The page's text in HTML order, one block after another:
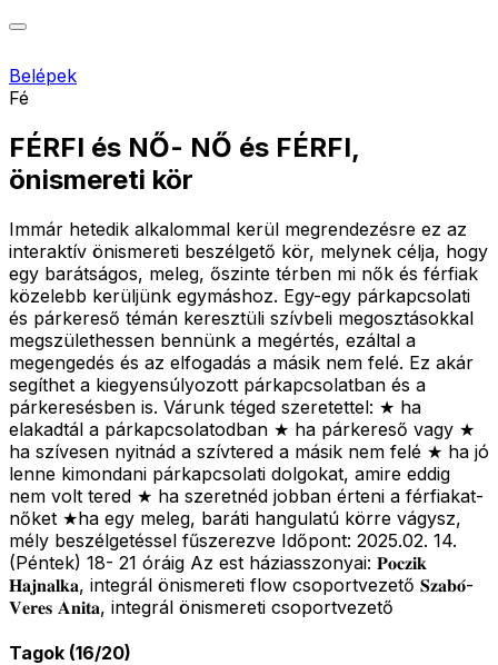
Belépek
Fé
FÉRFI és NŐ- NŐ és FÉRFI,
önismereti kör
Immár hetedik alkalommal kerül megrendezésre ez az
interaktív önismereti beszélgető kör, melynek célja, hogy
egy barátságos, meleg, őszinte térben mi nők és férfiak
közelebb kerüljünk egymáshoz. Egy-egy párkapcsolati
és párkereső témán keresztüli szívbeli megosztásokkal
megszülethessen bennünk a megértés, ezáltal a
megengedés és az elfogadás a másik nem felé. Ez akár
segíthet a kiegyensúlyozott párkapcsolatban és a
párkeresésben is. Várunk téged szeretettel: ★ ha
elakadtál a párkapcsolatodban ★ ha párkereső vagy ★
ha szívesen nyitnád a szívtered a másik nem felé ★ ha jó
lenne kimondani párkapcsolati dolgokat, amire eddig
nem volt tered ★ ha szeretnéd jobban érteni a férfiakat-
nőket ★ha egy meleg, baráti hangulatú körre vágysz,
mély beszélgetéssel fűszerezve Időpont: 2025.02. 14.
(Péntek) 18- 21 óráig Az est háziasszonyai: 𝐏𝐨𝐜𝐳𝐢𝐤
𝐇𝐚𝐣𝐧𝐚𝐥𝐤𝐚, integrál önismereti flow csoportvezető 𝐒𝐳𝐚𝐛𝐨́-
𝐕𝐞𝐫𝐞𝐬 𝐀𝐧𝐢𝐭𝐚, integrál önismereti csoportvezető
Tagok (16/20)